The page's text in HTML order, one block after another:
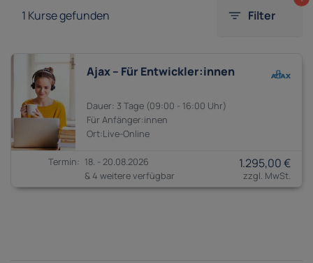
1 Kurse gefunden Filter
Ajax – Für Entwickler:innen
3 Tage 09:00 - 16:00
Anfänger:innen
18. - 20.08.2026
& 4 weitere verfügbar
1.295,00 €